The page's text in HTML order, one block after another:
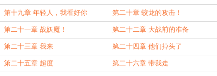
第十九章 年轻人，我看好你 第二十章 蛟龙的攻击！
第二十一章 战妖魔！ 第二十二章 大战前的准备
第二十三章 我来 第二十四章 他们掉头了
第二十五章 超度 第二十六章 带我走